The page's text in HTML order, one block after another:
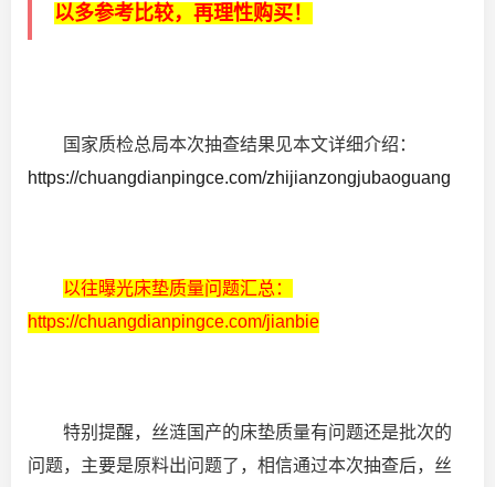
以多参考比较，再理性购买！
国家质检总局本次抽查结果见本文详细介绍：
https://chuangdianpingce.com/zhijianzongjubaoguang
以往曝光床垫质量问题汇总：
https://chuangdianpingce.com/jianbie
特别提醒，丝涟国产的床垫质量有问题还是批次的
问题，主要是原料出问题了，相信通过本次抽查后，丝